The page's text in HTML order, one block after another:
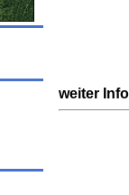
weiter